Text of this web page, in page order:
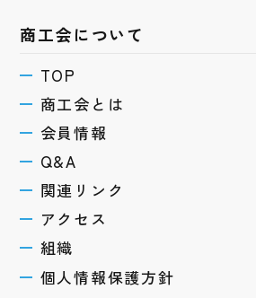
商工会について
TOP
商工会とは
会員情報
Q&A
関連リンク
アクセス
組織
個人情報保護方針